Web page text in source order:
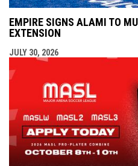
EMPIRE SIGNS ALAMI TO
EXTENSION
JULY 30, 2026